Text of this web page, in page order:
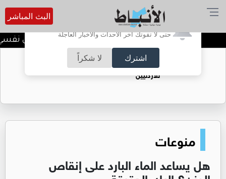
أترغب في تفعيل الإشعارات؟
حتى لا تفوتك آخر الأحداث والأخبار العاجلة
اشترك لا شكراً
البث المباشر
الضحك وقت الأزمات.. خلل نفسي
حقل الريشة حين يتحول الغاز إلى فرص عمل
للأردنيين
منوعات
هل يساعد الماء البارد على إنقاص